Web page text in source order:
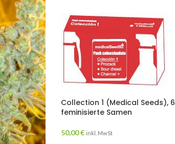
Collection 1 (Medical Seeds), 6
feminisierte Samen
50,00€ inkl. MwSt